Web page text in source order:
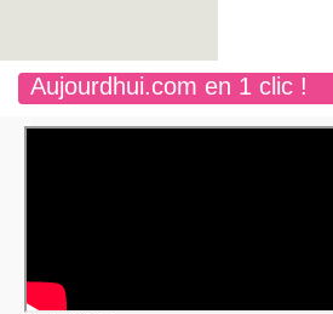
Aujourdhui.com en 1 clic !